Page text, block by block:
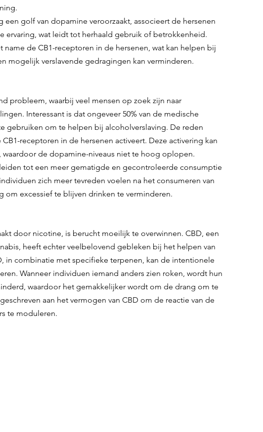
een golf van dopamine veroorzaakt, associeert de hersenen
ervaring, wat leidt tot herhaald gebruik of betrokkenheid.
name de CB1-receptoren in de hersenen, wat kan helpen bij
mogelijk verslavende gedragingen kan verminderen.
probleem, waarbij veel mensen op zoek zijn naar
Interessant is dat ongeveer 50% van de medische
gebruiken om te helpen bij alcoholverslaving. De reden
receptoren in de hersenen activeert. Deze activering kan
de dopamine-niveaus niet te hoog oplopen.
tot een meer gematigde en gecontroleerde consumptie
zich meer tevreden voelen na het consumeren van
om excessief te blijven drinken te verminderen.
door nicotine, is berucht moeilijk te overwinnen. CBD, een
heeft echter veelbelovend gebleken bij het helpen van
in combinatie met specifieke terpenen, kan de intentionele
Wanneer individuen iemand anders zien roken, wordt hun
waardoor het gemakkelijker wordt om de drang om te
aan het vermogen van CBD om de reactie van de
te moduleren.